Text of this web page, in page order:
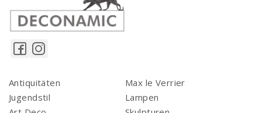
Antiquitäten
Jugendstil
Max le Verrier
Lampen